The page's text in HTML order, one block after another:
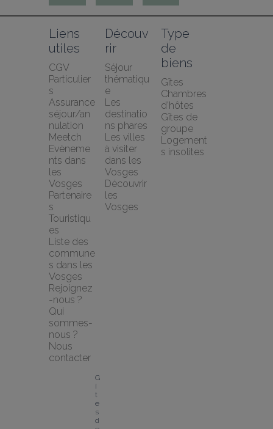
Liens
utiles
CGV
Particulier
s
Assurance
séjour/an
nulation
Meetch
Evèneme
nts dans
les
Vosges
Partenaire
s
Touristiqu
es
Liste des
commune
s dans les
Vosges
Rejoignez
-nous ?
Qui
sommes-
nous ?
Nous
contacter
Découv
rir
Séjour
thématiqu
e
Les
destinatio
ns phares
Les villes
à visiter
dans les
Vosges
Découvrir
les
Vosges
Type
de
biens
Gîtes
Chambres
d’hôtes
Gîtes de
groupe
Logement
s insolites
G
î
t
e
s
d